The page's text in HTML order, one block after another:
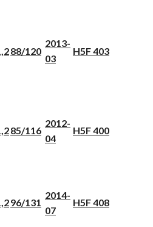
88/120
2013-
03
H5F 403
85/116
2012-
04
H5F 400
96/131
2014-
07
H5F 408